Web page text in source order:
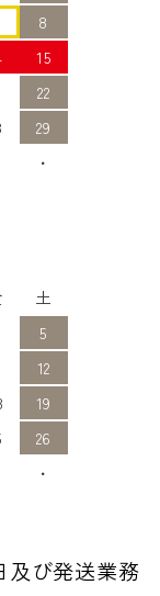
8
15
22
29
・
土
5
12
19
26
・
び発送業務